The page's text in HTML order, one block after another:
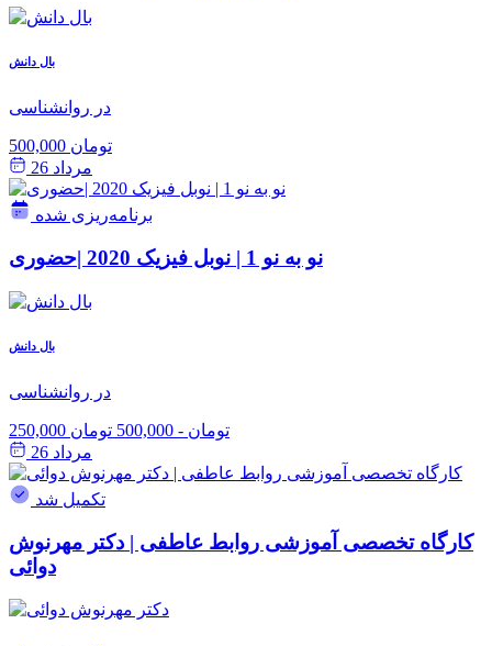
بال دانش
در روانشناسی
500,000 تومان
مرداد 26
برنامه‌ریزی شده
نو به نو 1 | نوبل فیزیک 2020 |حضوری
بال دانش
در روانشناسی
250,000 تومان - 500,000 تومان
مرداد 26
تکمیل شد
کارگاه تخصصی آموزشی روابط عاطفی | دکتر مهرنوش
دوائی